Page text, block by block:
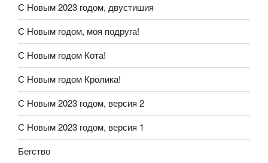
С Новым 2023 годом, двустишия
С Новым годом, моя подруга!
С Новым годом Кота!
С Новым годом Кролика!
С Новым 2023 годом, версия 2
С Новым 2023 годом, версия 1
Бегство